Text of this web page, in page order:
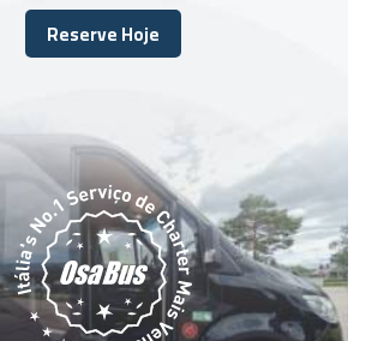
Reserve Hoje
Reserve Hoje